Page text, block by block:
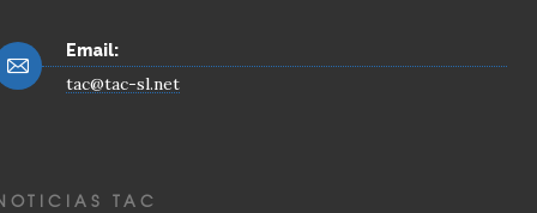
Email:
tac@tac-sl.net
TAC